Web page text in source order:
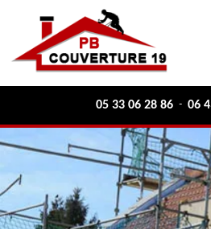
05 33 06 28 86 - 06